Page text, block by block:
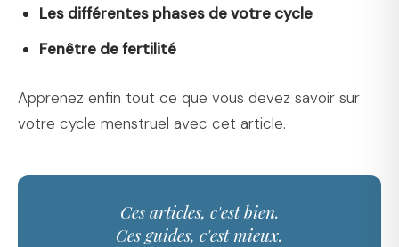
Les différentes phases de votre cycle
Fenêtre de fertilité
Apprenez enfin tout ce que vous devez savoir sur
votre cycle menstruel avec cet article.
Ces articles, c'est bien.
Ces guides, c'est mieux.